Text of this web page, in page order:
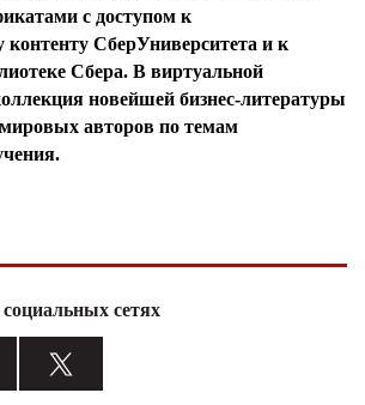
с доступом к
контенту СберУниверситета и к
Сбера. В виртуальной
новейшей бизнес-литературы
авторов по темам
сетях